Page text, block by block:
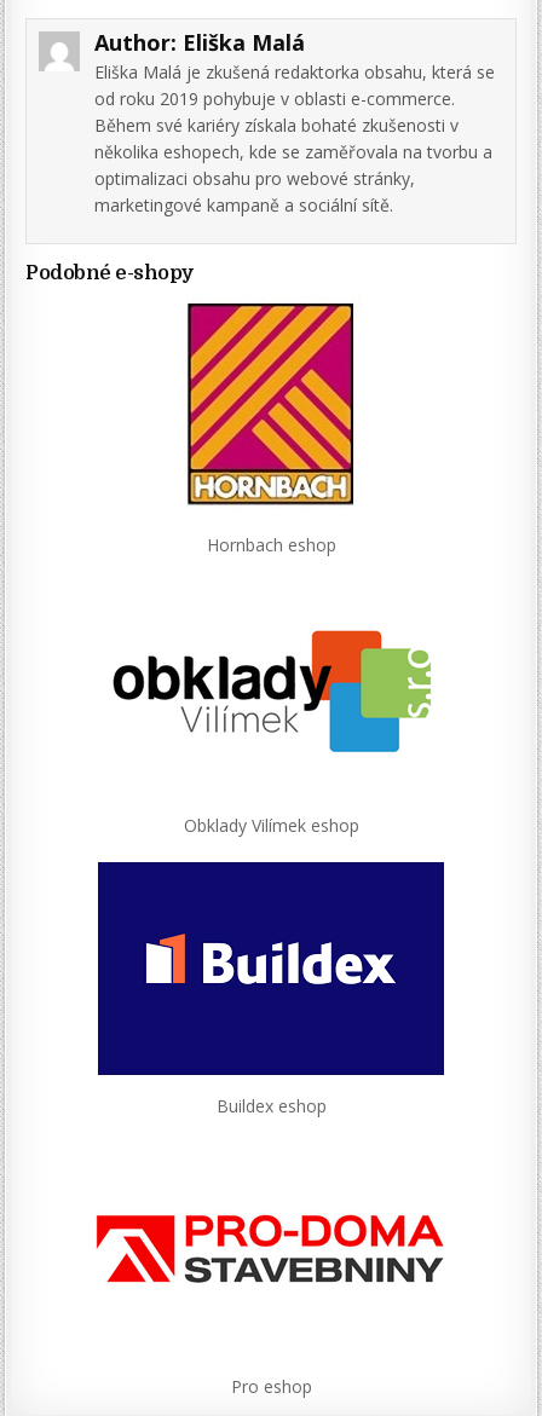
Author: Eliška Malá
Eliška Malá je zkušená redaktorka obsahu, která se
od roku 2019 pohybuje v oblasti e-commerce.
Během své kariéry získala bohaté zkušenosti v
několika eshopech, kde se zaměřovala na tvorbu a
optimalizaci obsahu pro webové stránky,
marketingové kampaně a sociální sítě.
Podobné e-shopy
Hornbach eshop
Obklady Vilímek eshop
Buildex eshop
Pro eshop